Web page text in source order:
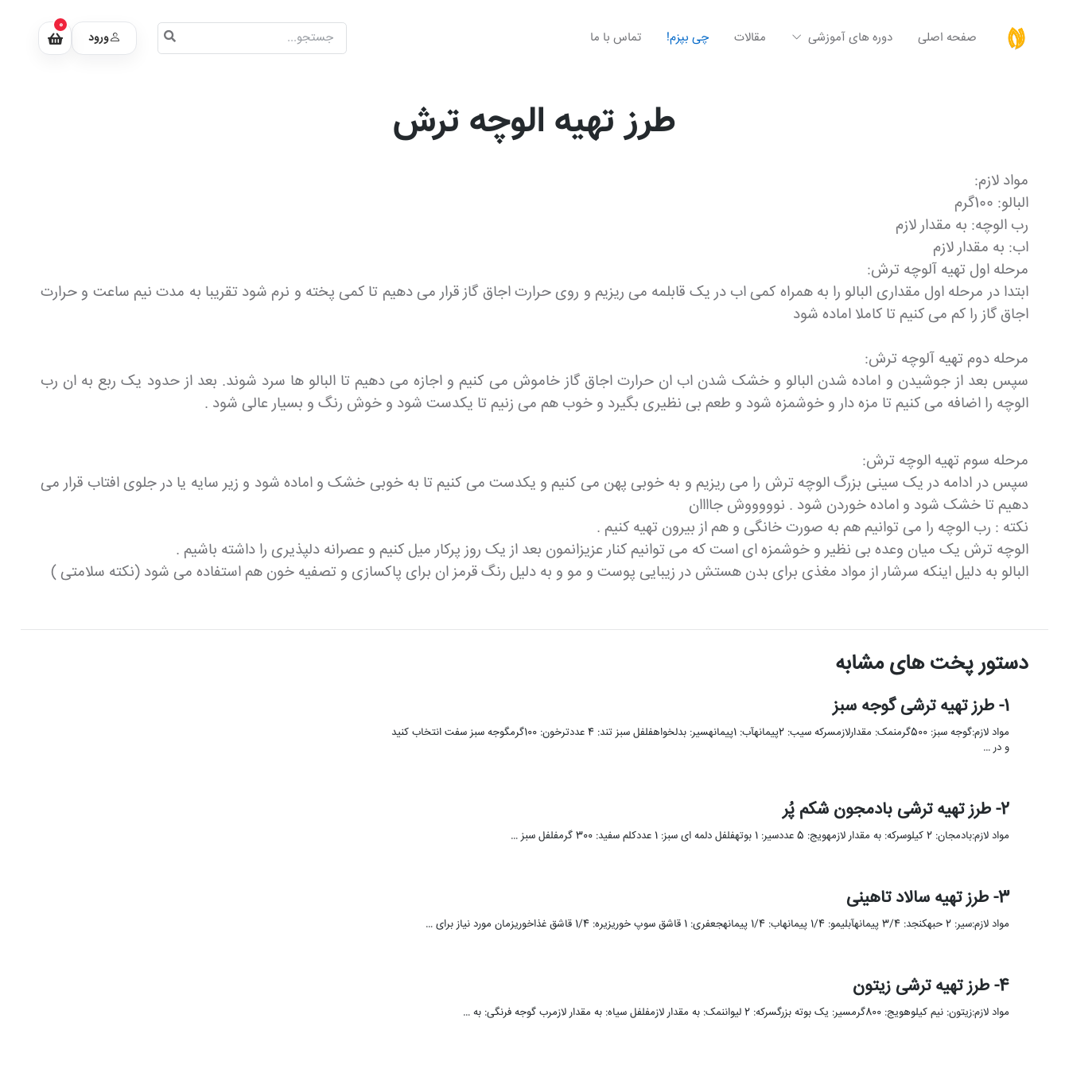
صفحه اصلی دوره های آموزشی مقالات چی بپزم! تماس با ما ورود
0
طرز تهیه الوچه ترش
مواد لازم:
البالو: 100گرم
رب الوچه: به مقدار لازم
اب: به مقدار لازم
مرحله اول تهیه آلوچه ترش:
ابتدا در مرحله اول مقداری البالو را به همراه کمی اب در یک قابلمه می ریزیم و روی حرارت اجاق گاز قرار می دهیم تا کمی پخته و نرم شود تقریبا به مدت نیم ساعت و حرارت
اجاق گاز را کم می کنیم تا کاملا اماده شود
مرحله دوم تهیه آلوچه ترش:
سپس بعد از جوشیدن و اماده شدن البالو و خشک شدن اب ان حرارت اجاق گاز خاموش می کنیم و اجازه می دهیم تا البالو ها سرد شوند. بعد از حدود یک ربع به ان رب
الوچه را اضافه می کنیم تا مزه دار و خوشمزه شود و طعم بی نظیری بگیرد و خوب هم می زنیم تا یکدست شود و خوش رنگ و بسیار عالی شود .
مرحله سوم تهیه الوچه ترش:
سپس در ادامه در یک سینی بزرگ الوچه ترش را می ریزیم و به خوبی پهن می کنیم و یکدست می کنیم تا به خوبی خشک و اماده شود و زیر سایه یا در جلوی افتاب قرار می
دهیم تا خشک شود و اماده خوردن شود . نوووووش جاااان
نکته : رب الوچه را می توانیم هم به صورت خانگی و هم از بیرون تهیه کنیم .
الوچه ترش یک میان وعده بی نظیر و خوشمزه ای است که می توانیم کنار عزیزانمون بعد از یک روز پرکار میل کنیم و عصرانه دلپذیری را داشته باشیم .
البالو به دلیل اینکه سرشار از مواد مغذی برای بدن هستش در زیبایی پوست و مو و به دلیل رنگ قرمز ان برای پاکسازی و تصفیه خون هم استفاده می شود (نکته سلامتی )
دستور پخت های مشابه
1- طرز تهیه ترشی گوجه سبز
مواد لازم:گوجه سبز: 500گرمنمک: مقدارلازمسرکه سیب: 2پیمانهآب: 1پیمانهسیر: بدلخواهفلفل سبز تند: 4 عددترخون: 100گرمگوجه سبز سفت انتخاب کنید
و در …
2- طرز تهیه ترشی بادمجون شکم پُر
مواد لازم:بادمجان: 2 کیلوسرکه: به مقدار لازمهویج: 5 عددسیر: 1 بوتهفلفل دلمه ای سبز: 1 عددکلم سفید: 300 گرمفلفل سبز …
3- طرز تهیه سالاد تاهینی
مواد لازم:سیر: 2 حبهکنجد: 3/4 پیمانهآبلیمو: 1/4 پیمانهاب: 1/4 پیمانهجعفری: 1 قاشق سوپ خوریزیره: 1/4 قاشق غذاخوریزمان مورد نیاز برای …
4- طرز تهیه ترشی زیتون
مواد لازم:زیتون: نیم کیلوهویج: 800گرمسیر: یک بوته بزرگسرکه: 2 لیواننمک: به مقدار لازمفلفل سیاه: به مقدار لازمرب گوجه فرنگی: به …